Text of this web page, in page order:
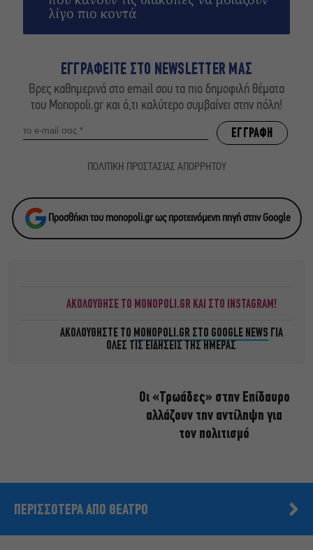
λίγο πιο κοντά
ΕΓΓΡΑΦΕΙΤΕ ΣΤΟ NEWSLETTER ΜΑΣ
Βρες καθημερινά στο email σου τα πιο δημοφιλή θέματα
του Monopoli.gr και ό,τι καλύτερο συμβαίνει στην πόλη!
ΠΟΛΙΤΙΚΗ ΠΡΟΣΤΑΣΙΑΣ ΑΠΟΡΡΗΤΟΥ
Προσθήκη του monopoli.gr ως προτεινόμενη πηγή στην Google
ΑΚΟΛΟΥΘΗΣΕ ΤΟ MONOPOLI.GR ΚΑΙ ΣΤΟ INSTAGRAM!
ΑΚΟΛΟΥΘΗΣΤΕ ΤΟ MONOPOLI.GR ΣΤΟ GOOGLE NEWS ΓΙΑ
ΟΛΕΣ ΤΙΣ ΕΙΔΗΣΕΙΣ ΤΗΣ ΗΜΕΡΑΣ
Οι «Τρωάδες» στην Επίδαυρο
αλλάζουν την αντίληψη για
τον πολιτισμό
ΠΕΡΙΣΣΟΤΕΡΑ ΑΠΟ ΘΕΑΤΡΟ